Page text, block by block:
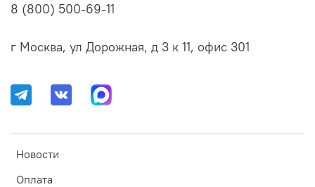
Новости
Оплата
8 (800) 500-69-11
г Москва, ул Дорожная, д 3 к 11, офис 301